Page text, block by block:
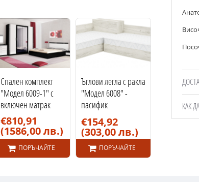
Спален комплект
"Модел 6009-1" с
включен матрак
€810,91
(1586,00 лв.)
ПОРЪЧАЙТЕ
Ъглови легла с ракла
"Модел 6008" -
пасифик
€154,92
(303,00 лв.)
ПОРЪЧАЙТЕ
Легло
сонома
€148,79
КАК